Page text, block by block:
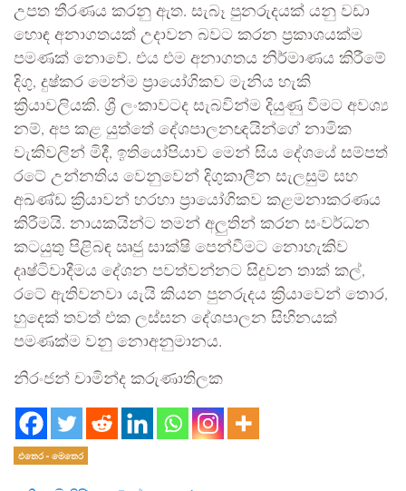
උපත තීරණය කරනු ඇත. සැබෑ පුනරුදයක් යනු වඩා
හොඳ අනාගතයක් උදාවන බවට කරන ප්‍රකාශයක්ම
පමණක් නොවේ. එය එම අනාගතය නිර්මාණය කිරීමේ
දිගු, දුෂ්කර මෙන්ම ප්‍රායෝගිකව මැනිය හැකි
ක්‍රියාවලියකි. ශ්‍රී ලංකාවටද සැබවින්ම දියුණු වීමට අවශ්‍ය
නම්, අප කළ යුත්තේ දේශපාලනඥයින්ගේ නාමික
වැකිවලින් මිදී, ඉතියෝපියාව මෙන් සිය දේශයේ සම්පත්
රටේ උන්නතිය වෙනුවෙන් දිගුකාලීන සැලසුම් සහ
අඛණ්ඩ ක්‍රියාවන් හරහා ප්‍රායෝගිකව කළමනාකරණය
කිරීමයි. නායකයින්ට තමන් අලුතින් කරන සංවර්ධන
කටයුතු පිළිබඳ ඍජු සාක්ෂි පෙන්වීමට නොහැකිව
දෘෂ්ටිවාදීමය දේශන පවත්වන්නට සිදුවන තාක් කල්,
රටේ ඇතිවනවා යැයි කියන පුනරුදය ක්‍රියාවෙන් තොර,
හුදෙක් තවත් එක ලස්සන දේශපාලන සිහිනයක්
පමණක්ම වනු නොඅනුමානය.
නිරංජන් චාමින්ද කරුණාතිලක
එතෙර - මෙතෙර